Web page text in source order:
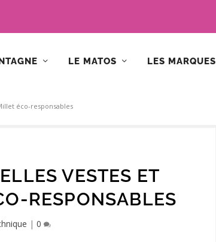
LE MATOS LES MARQUES
éco-responsables
VESTES ET
RESPONSABLES
|0